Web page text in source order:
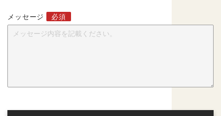
メッセージ